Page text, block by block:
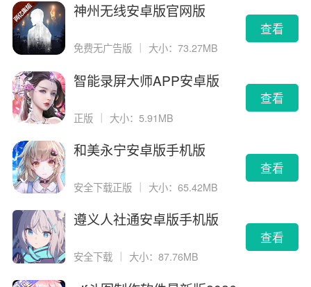
神州无线安卓版官网版
免费无广告版 大小：73.27MB
查看
智能录屏大师APP安卓版
正版 ｜ 大小：5.91MB
查看
和美永宁安卓版手机版
安全下载正版 大小：65.42MB
查看
遵义人社通安卓版手机版
安全下载 大小：87.76MB
查看